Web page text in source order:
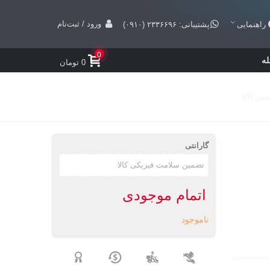
راهنمایی پشتیبانی: ۲۳۳۶۶۹۶ (۰۹۱۰) ورود / ثبت‌نام
0
0 تومان
گارانتی
اتمام موجودی
ناموجود